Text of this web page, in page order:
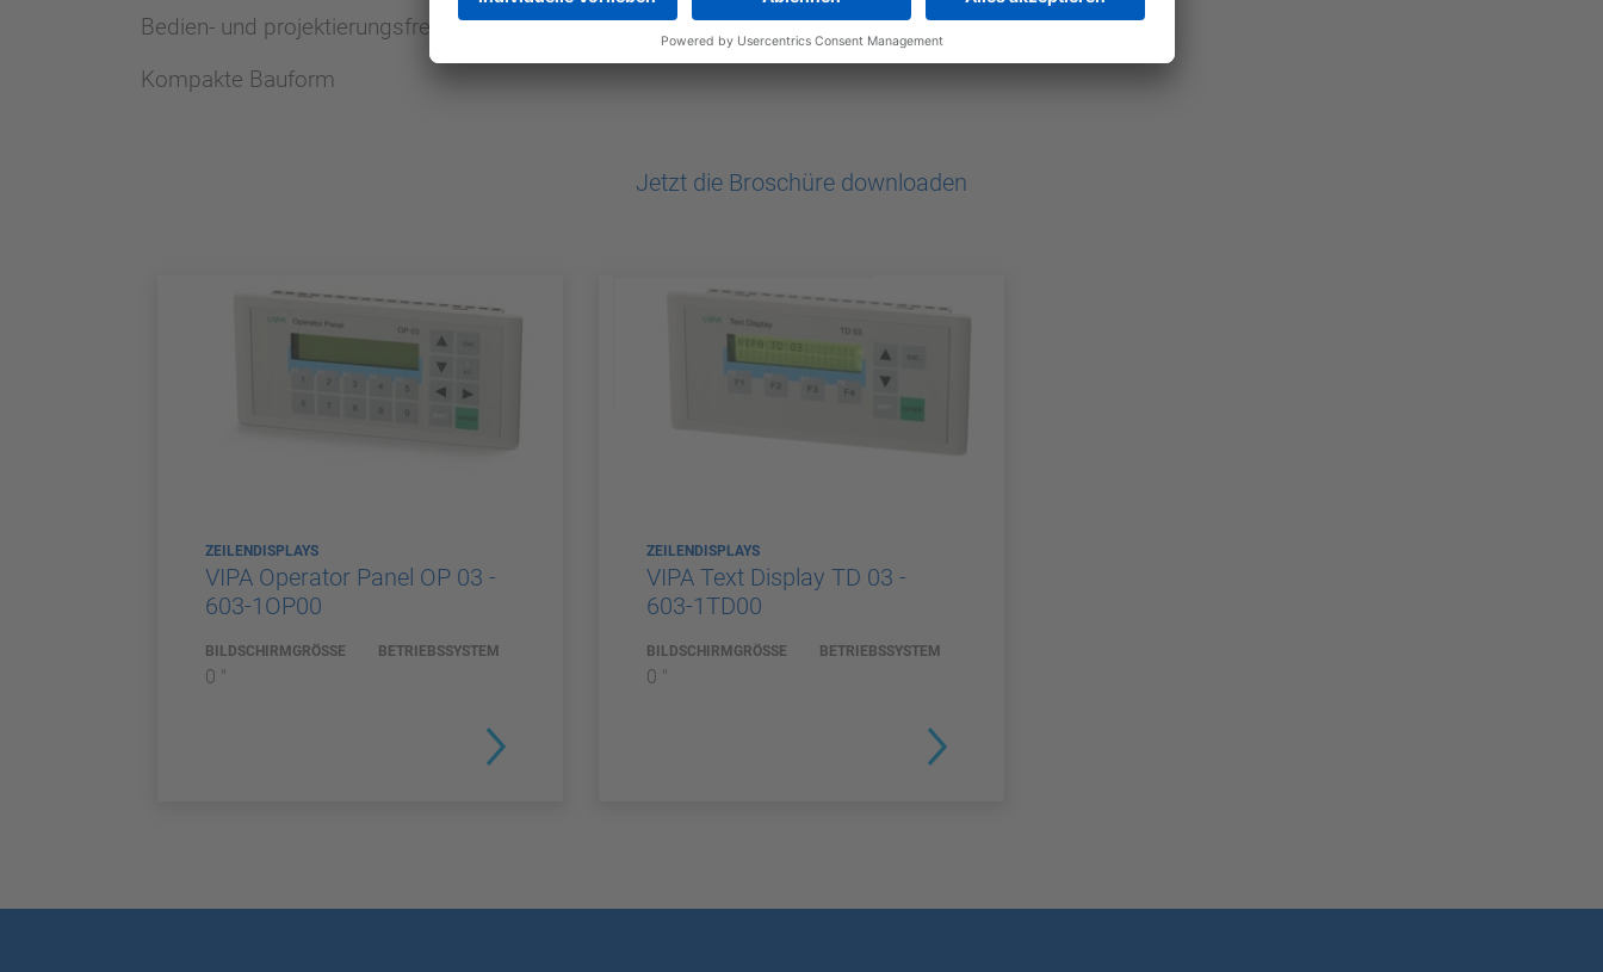
Bedien- und projektierungsfreundlich
Kompakte Bauform
Jetzt die Broschüre downloaden
ZEILENDISPLAYS
VIPA Operator Panel OP 03 -
603-1OP00
BILDSCHIRMGRÖSSE
0 "
BETRIEBSSYSTEM
ZEILENDISPLAYS
VIPA Text Display TD 03 -
603-1TD00
BILDSCHIRMGRÖSSE
0 "
BETRIEBSSYSTEM